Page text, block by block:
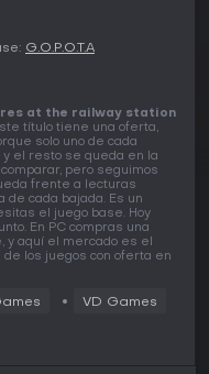
G.O.P.O.T.A
at the railway station
título tiene una oferta,
solo uno de cada
el resto se queda en la
pero seguimos
frente a lecturas
cada bajada. Es un
el juego base. Hoy
En PC compras una
y aquí el mercado es el
los juegos con oferta en
VD Games